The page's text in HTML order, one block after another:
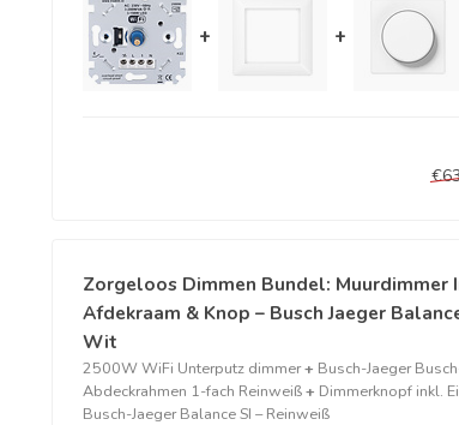
+ +
Zorgeloos Dimmen Bundel: Muurdimmer
Afdekraam & Knop – Busch Jaeger
Wit
2500W WiFi Unterputz dimmer+ Busch-Jaeger
Abdeckrahmen 1-fach Reinweiß+ Dimmerknopf inkl.
Busch-Jaeger Balance SI – Reinweiß